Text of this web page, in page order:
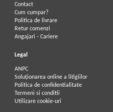
Contact
Cum cumpar?
Politica de livrare
Retur comenzi
Angajari - Cariere
Legal
ANPC
Soluționarea online a litigiilor
Politica de confidentialitate
Termeni si conditii
Utilizare cookie-uri